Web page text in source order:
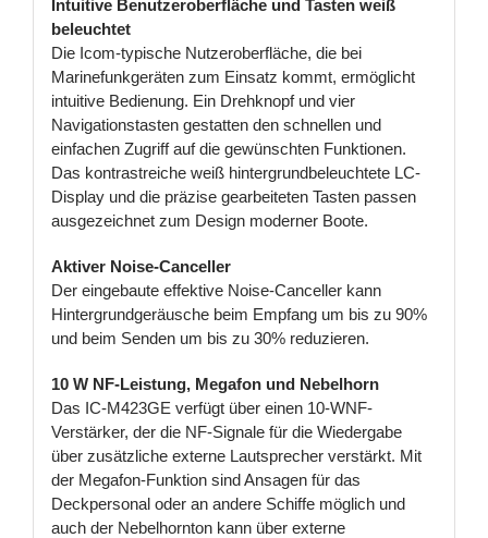
Intuitive Benutzeroberfläche und Tasten weiß
beleuchtet
Die Icom-typische Nutzeroberfläche, die bei
Marinefunkgeräten zum Einsatz kommt, ermöglicht
intuitive Bedienung. Ein Drehknopf und vier
Navigationstasten gestatten den schnellen und
einfachen Zugriff auf die gewünschten Funktionen.
Das kontrastreiche weiß hintergrundbeleuchtete LC-
Display und die präzise gearbeiteten Tasten passen
ausgezeichnet zum Design moderner Boote.
Aktiver Noise-Canceller
Der eingebaute effektive Noise-Canceller kann
Hintergrundgeräusche beim Empfang um bis zu 90%
und beim Senden um bis zu 30% reduzieren.
10 W NF-Leistung, Megafon und Nebelhorn
Das IC-M423GE verfügt über einen 10-WNF-
Verstärker, der die NF-Signale für die Wiedergabe
über zusätzliche externe Lautsprecher verstärkt. Mit
der Megafon-Funktion sind Ansagen für das
Deckpersonal oder an andere Schiffe möglich und
auch der Nebelhornton kann über externe